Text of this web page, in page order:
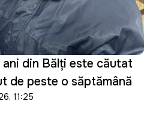
din Bălți este căutat
de peste o săptămână
11:25